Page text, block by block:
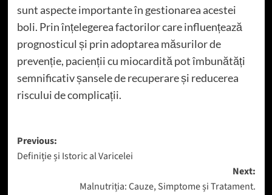
sunt aspecte importante în gestionarea acestei
boli. Prin înțelegerea factorilor care influențează
prognosticul și prin adoptarea măsurilor de
prevenție, pacienții cu miocardită pot îmbunătăți
semnificativ șansele de recuperare și reducerea
riscului de complicații.
Post
navigation
Previous:
Definiție și Istoric al Varicelei
Next:
Malnutriția: Cauze, Simptome și Tratament.